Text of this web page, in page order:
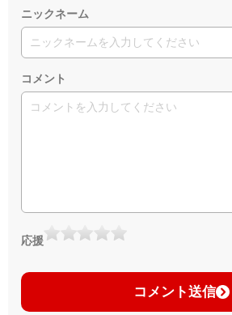
ニックネーム
コメント
応援
コメント送信